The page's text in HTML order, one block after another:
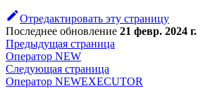
Отредактировать эту страницу
Последнее обновление 21 февр. 2024 г.
Предыдущая страница
Оператор NEW
Следующая страница
Оператор NEWEXECUTOR